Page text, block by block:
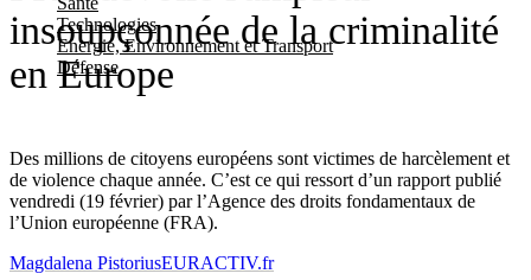
Technologies
Energie, Environnement et Transport
Défense
insoupçonnée de la criminalité
en Europe
Des millions de citoyens européens sont victimes de harcèlement et
de violence chaque année. C’est ce qui ressort d’un rapport publié
vendredi (19 février) par l’Agence des droits fondamentaux de
l’Union européenne (FRA).
Magdalena PistoriusEURACTIV.fr